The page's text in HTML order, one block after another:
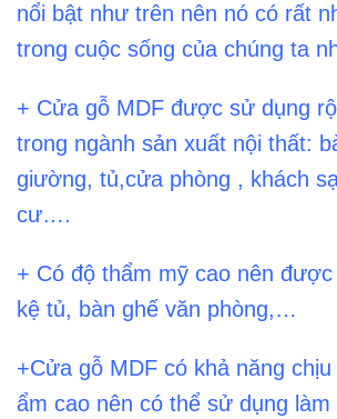
nổi bật như trên nên nó có rất
trong cuộc sống của chúng ta
+ Cửa gỗ MDF được sử dụng
trong ngành sản xuất nội thất:
giường, tủ,cửa phòng , khách
cư….
+ Có độ thẩm mỹ cao nên
kệ tủ, bàn ghế văn phòng,…
+Cửa gỗ MDF có khả năng
ẩm cao nên có thể sử dụng làm